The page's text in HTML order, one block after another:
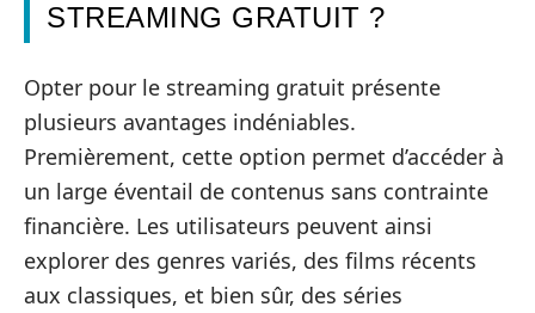
STREAMING GRATUIT ?
Opter pour le streaming gratuit présente
plusieurs avantages indéniables.
Premièrement, cette option permet d’accéder à
un large éventail de contenus sans contrainte
financière. Les utilisateurs peuvent ainsi
explorer des genres variés, des films récents
aux classiques, et bien sûr, des séries